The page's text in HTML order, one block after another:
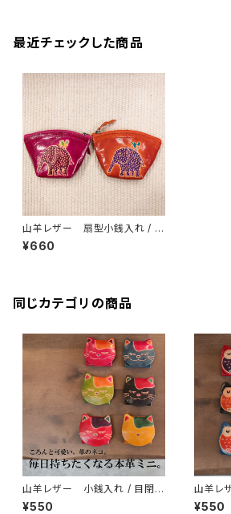
最近チェックした商品
山羊レザー 扇型小銭入れ / ゾ
ウ
¥660
同じカテゴリの商品
山羊レザー 小銭入れ / 目閉じ
ネコ
¥550
山羊レ
フクロウ
¥550